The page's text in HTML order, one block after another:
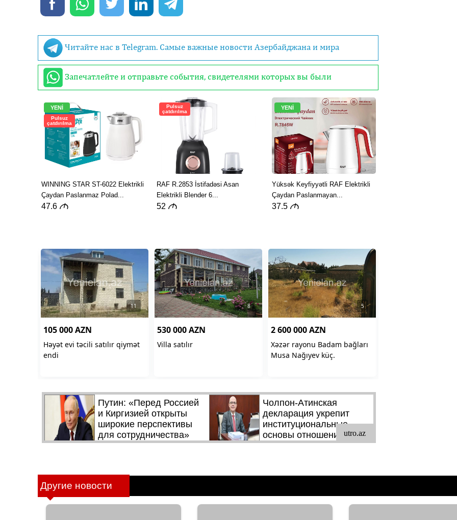
Читайте нас в Telegram. Самые важные новости Азербайджана и мира
Запечатлейте и отправьте события, свидетелями которых вы были
Другие новости